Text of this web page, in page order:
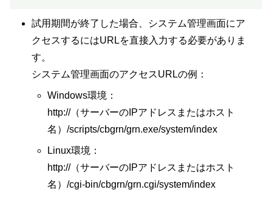
試用期間が終了した場合、システム管理画面にア
クセスするにはURLを直接入力する必要がありま
す。
システム管理画面のアクセスURLの例：
Windows環境：
http://（サーバーのIPアドレスまたはホスト
名）/scripts/cbgrn/grn.exe/system/index
Linux環境：
http://（サーバーのIPアドレスまたはホスト
名）/cgi-bin/cbgrn/grn.cgi/system/index